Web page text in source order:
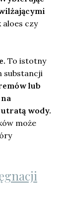
aloes czy
To istotny
substancji
lub
wody.
może